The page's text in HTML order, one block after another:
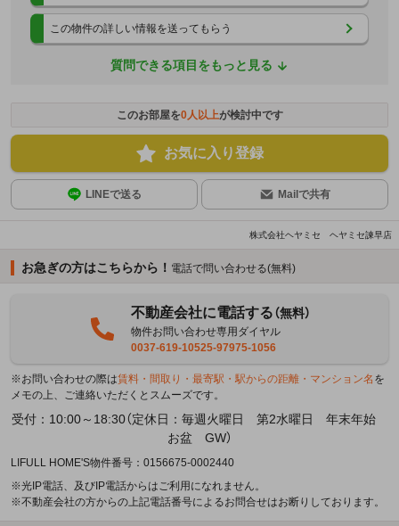
この物件の詳しい情報を送ってもらう
質問できる項目をもっと見る
このお部屋を0人以上が検討中です
お気に入り登録
LINEで送る Mailで共有
株式会社ヘヤミセ ヘヤミセ諫早店
お急ぎの方はこちらから！ 電話で問い合わせる(無料)
不動産会社に電話する（無料）
物件お問い合わせ専用ダイヤル
0037-619-10525-97975-1056
※お問い合わせの際は賃料・間取り・最寄駅・駅からの距離・マンション名 を
メモの上、ご連絡いただくとスムーズです。
受付：10:00～18:30（定休日：毎週火曜日 第2水曜日 年末年始
お盆 GW）
LIFULL HOME'S物件番号：0156675-0002440
※光IP電話、及びIP電話からはご利用になれません。
※不動産会社の方からの上記電話番号によるお問合せはお断りしております。